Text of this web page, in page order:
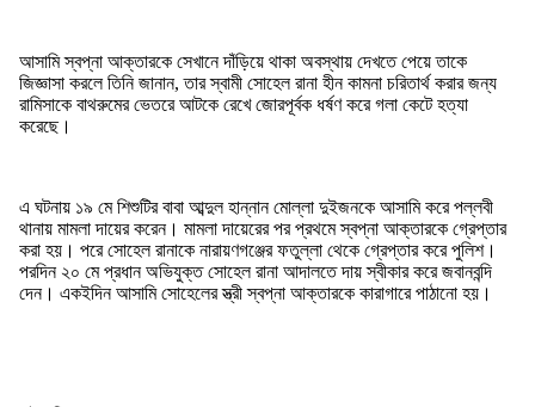
আসামি স্বপ্না আক্তারকে সেখানে দাঁড়িয়ে থাকা অবস্থায় দেখতে পেয়ে তাকে
জিজ্ঞাসা করলে তিনি জানান, তার স্বামী সোহেল রানা হীন কামনা চরিতার্থ করার জন্য
রামিসাকে বাথরুমের ভেতরে আটকে রেখে জোরপূর্বক ধর্ষণ করে গলা কেটে হত্যা
করেছে।
এ ঘটনায় ১৯ মে শিশুটির বাবা আব্দুল হান্নান মোল্লা দুইজনকে আসামি করে পল্লবী
থানায় মামলা দায়ের করেন। মামলা দায়েরের পর প্রথমে স্বপ্না আক্তারকে গ্রেপ্তার
করা হয়। পরে সোহেল রানাকে নারায়ণগঞ্জের ফতুল্লা থেকে গ্রেপ্তার করে পুলিশ।
পরদিন ২০ মে প্রধান অভিযুক্ত সোহেল রানা আদালতে দায় স্বীকার করে জবানবন্দি
দেন। একইদিন আসামি সোহেলের স্ত্রী স্বপ্না আক্তারকে কারাগারে পাঠানো হয়।